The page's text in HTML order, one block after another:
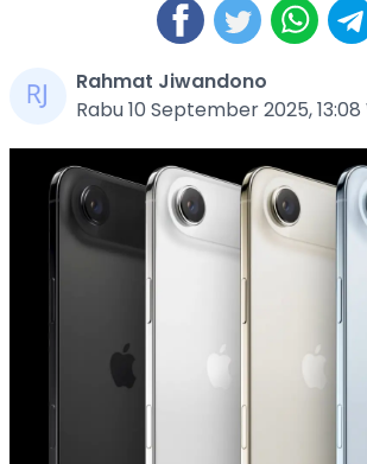
Rahmat Jiwandono
Rabu 10 September 2025, 13:08